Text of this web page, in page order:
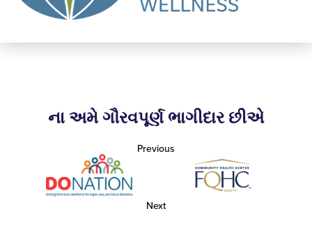
ના અમે ગૌરવપૂર્ણ ભાગીદાર છીએ
Previous
Next